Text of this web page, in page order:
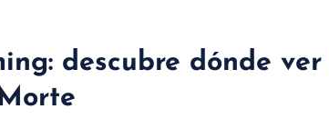
descubre dónde